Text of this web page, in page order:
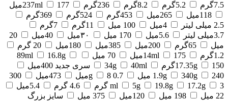
7.5گرم
5.2گرم 8.2گرم 236گرم 237ml
177میل
118میل
265میل 453گرم 524گرم
369گرم
2.5 میلی لیتر
4میل 100 میل 11گرم
7گرم
3.7میلی لیتر
5.6میل 170 میل ۳۰میل 40میل
20
میل
65گرم 200میل 385میل 180میل
20 گرم
1.2گرم
14ml 175میل 70 میل 89ml
16.8g
17.35g
150گرم 34g 40ml
سری جدید 400میل
1.9g
340g 240 میل 0.7 g 8میل 473میل
300
ml
5g 19.8g 17.2g 3 گرم 4.6 گرم
5.4میل
22 میل
198 میل 120میل 375 میل
سایز بزرگ